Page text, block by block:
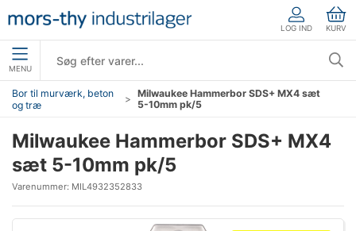
LOG IND KURV
MENU
Bor til murværk, beton
og træ
Milwaukee Hammerbor SDS+ MX4 sæt
5-10mm pk/5
Milwaukee Hammerbor SDS+ MX4
sæt 5-10mm pk/5
Varenummer: MIL4932352833